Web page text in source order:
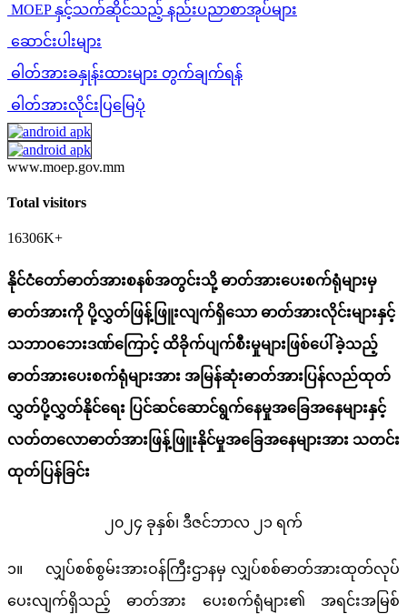
MOEP နှင့်သက်ဆိုင်သည့် နည်းပညာစာအုပ်များ
ဆောင်းပါးများ
ဓါတ်အားခနှုန်းထားများ တွက်ချက်ရန်
ဓါတ်အားလိုင်းပြမြေပုံ
www.moep.gov.mm
Total visitors
16306K+
နိုင်ငံတော်ဓာတ်အားစနစ်အတွင်းသို့ ဓာတ်အားပေးစက်ရုံများမှ
ဓာတ်အားကို ပို့လွှတ်ဖြန့်ဖြူးလျက်ရှိသော ဓာတ်အားလိုင်းများနှင့်
သဘာဝဘေးဒဏ်ကြောင့် ထိခိုက်ပျက်စီးမှုများဖြစ်ပေါ်ခဲ့သည့်
ဓာတ်အားပေးစက်ရုံများအား အမြန်ဆုံးဓာတ်အားပြန်လည်ထုတ်
လွှတ်ပို့လွှတ်နိုင်ရေး ပြင်ဆင်ဆောင်ရွက်နေမှုအခြေအနေများနှင့်
လတ်တလောဓာတ်အားဖြန့်ဖြူးနိုင်မှုအခြေအနေများအား သတင်း
ထုတ်ပြန်ခြင်း
၂၀၂၄ ခုနှစ်၊ ဒီဇင်ဘာလ ၂၁ ရက်
၁။ လျှပ်စစ်စွမ်းအားဝန်ကြီးဌာနမှ လျှပ်စစ်ဓာတ်အားထုတ်လုပ်
ပေးလျက်ရှိသည့် ဓာတ်အား ပေးစက်ရုံများ၏ အရင်းအမြစ်